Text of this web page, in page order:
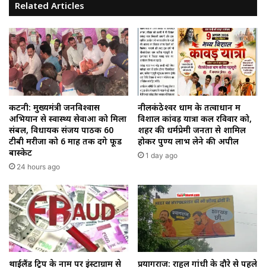
Related Articles
कटनी: मुख्यमंत्री जनविश्वास
अभियान से स्वास्थ्य सेवाओं को मिला
संबल, विधायक संजय पाठक 60
टीबी मरीजों को 6 माह तक देंगे फूड
बास्केट
24 hours ago
नीलकंठेश्वर धाम के तत्वाधान में
विशाल कांवड़ यात्रा कल रविवार को,
शहर की धर्मप्रेमी जनता से शामिल
होकर पुण्य लाभ लेने की अपील
1 day ago
थाईलैंड ट्रिप के नाम पर इंस्टाग्राम से
प्रयागराज: राहुल गांधी के दौरे से पहले